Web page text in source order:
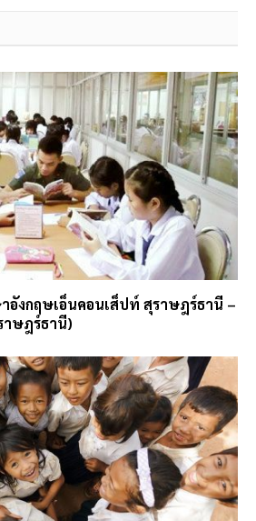
อังกฤษเอ็นคอนเส็ปท์ สุราษฎร์ธานี –
าษฎร์ธานี)